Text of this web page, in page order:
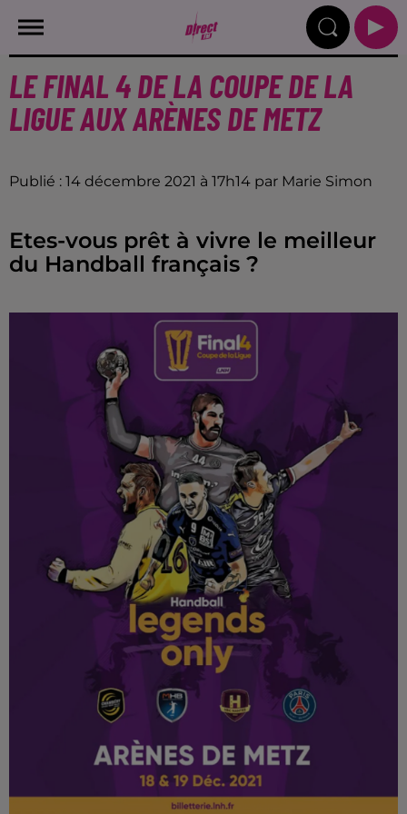
LE FINAL 4 DE LA COUPE DE LA
LIGUE AUX ARÈNES DE METZ
Publié : 14 décembre 2021 à 17h14 par Marie Simon
Etes-vous prêt à vivre le meilleur
du Handball français ?